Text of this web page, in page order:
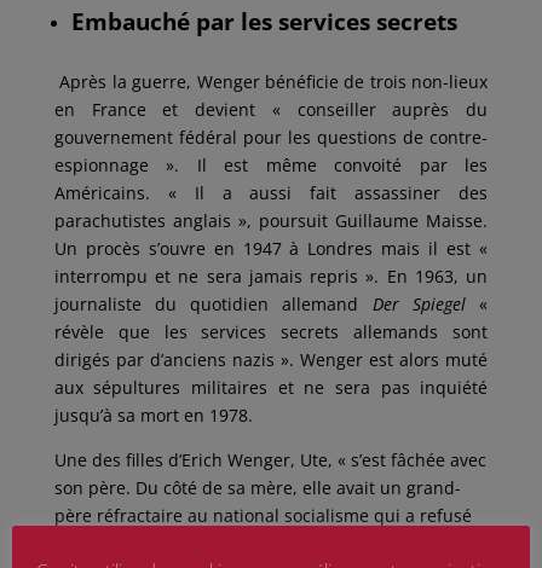
Embauché par les services secrets
Après la guerre, Wenger bénéficie de trois non-lieux
en France et devient « conseiller auprès du
gouvernement fédéral pour les questions de contre-
espionnage ». Il est même convoité par les
Américains. « Il a aussi fait assassiner des
parachutistes anglais », poursuit Guillaume Maisse.
Un procès s’ouvre en 1947 à Londres mais il est «
interrompu et ne sera jamais repris ». En 1963, un
journaliste du quotidien allemand Der Spiegel «
révèle que les services secrets allemands sont
dirigés par d’anciens nazis ». Wenger est alors muté
aux sépultures militaires et ne sera pas inquiété
jusqu’à sa mort en 1978.
Une des filles d’Erich Wenger, Ute, « s’est fâchée avec
son père. Du côté de sa mère, elle avait un grand-
père réfractaire au national­ socialisme qui a refusé